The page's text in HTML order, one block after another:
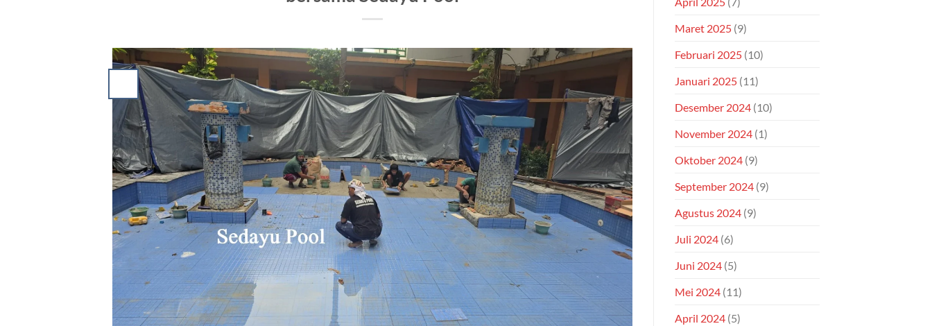
Maret 2025 (9)
Februari 2025 (10)
Januari 2025 (11)
Desember 2024 (10)
November 2024 (1)
Oktober 2024 (9)
September 2024 (9)
Agustus 2024 (9)
Juli 2024 (6)
Juni 2024 (5)
Mei 2024 (11)
April 2024 (5)